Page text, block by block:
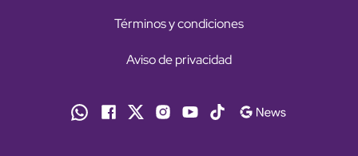
Términos y condiciones
Aviso de privacidad